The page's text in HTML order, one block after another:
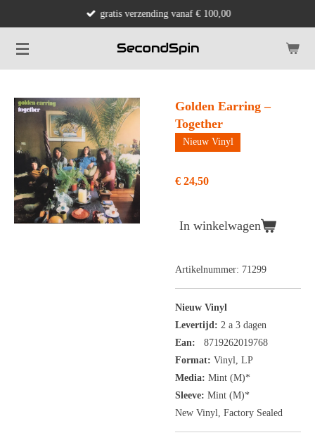
naar
de
gratis verzending vanaf € 100,00
Golden Earring –
Together
Nieuw Vinyl
€ 24,50
In winkelwagen
Artikelnummer: 71299
Nieuw Vinyl
Levertijd: 2 a 3 dagen
Ean:
8719262019768
Format: Vinyl, LP
Media: Mint (M)*
Sleeve: Mint (M)*
New Vinyl, Factory Sealed